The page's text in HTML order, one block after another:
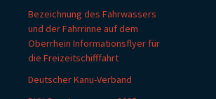
Bezeichnung des Fahrwassers
und der Fahrrinne auf dem
Oberrhein Informationsflyer für
die Freizeitschifffahrt
Deutscher Kanu-Verband